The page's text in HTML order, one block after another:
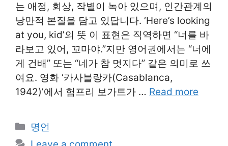
는 애정, 회상, 작별이 녹아 있으며, 인간관계의
낭만적 본질을 담고 있답니다. ‘Here’s looking
at you, kid’의 뜻 이 표현은 직역하면 “너를 바
라보고 있어, 꼬마야.”지만 영어권에서는 “너에
게 건배” 또는 “네가 참 멋지다” 같은 의미로 쓰
여요. 영화 ‘카사블랑카(Casablanca,
1942)’에서 험프리 보가트가 … Read more
Categories
명언